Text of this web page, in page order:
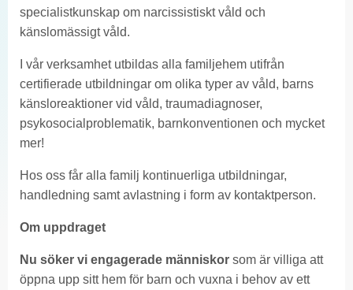
specialistkunskap om narcissistiskt våld och
känslomässigt våld.
I vår verksamhet utbildas alla familjehem utifrån
certifierade utbildningar om olika typer av våld, barns
känsloreaktioner vid våld, traumadiagnoser,
psykosocialproblematik, barnkonventionen och mycket
mer!
Hos oss får alla familj kontinuerliga utbildningar,
handledning samt avlastning i form av kontaktperson.
Om uppdraget
Nu söker vi engagerade människor som är villiga att
öppna upp sitt hem för barn och vuxna i behov av ett